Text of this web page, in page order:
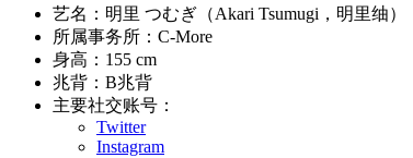
艺名：明里 つむぎ（Akari Tsumugi，明里䌷）
所属事务所：C-More
身高：155 cm
兆背：B兆背
主要社交账号：
Twitter
Instagram